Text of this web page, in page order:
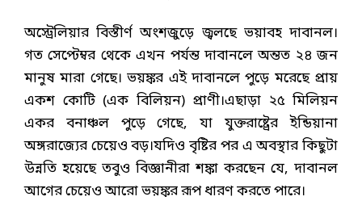
অস্ট্রেলিয়ার বিস্তীর্ণ অংশজুড়ে জ্বলছে ভয়াবহ দাবানল।
গত সেপ্টেম্বর থেকে এখন পর্যন্ত দাবানলে অন্তত ২৪ জন
মানুষ মারা গেছে। ভয়ঙ্কর এই দাবানলে পুড়ে মরেছে প্রায়
একশ কোটি (এক বিলিয়ন) প্রাণী।এছাড়া ২৫ মিলিয়ন
একর বনাঞ্চল পুড়ে গেছে, যা যুক্তরাষ্ট্রের ইন্ডিয়ানা
অঙ্গরাজ্যের চেয়েও বড়।যদিও বৃষ্টির পর এ অবস্থার কিছুটা
উন্নতি হয়েছে তবুও বিজ্ঞানীরা শঙ্কা করছেন যে, দাবানল
আগের চেয়েও আরো ভয়ঙ্কর রূপ ধারণ করতে পারে।